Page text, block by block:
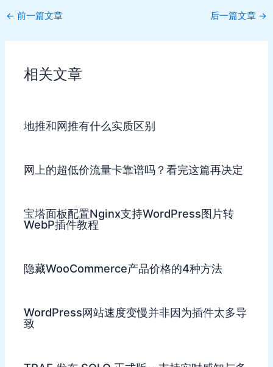
Post
← 前一篇文章 后一篇文章 →
相关文章
地推和网推有什么实质区别
网上的超低价流量卡靠谱吗？看完这篇再决定
宝塔面板配置Nginx支持WordPress图片转
WebP插件教程
隐藏WooCommerce产品价格的4种方法
WordPress网站速度变慢并非因为插件太多导
致